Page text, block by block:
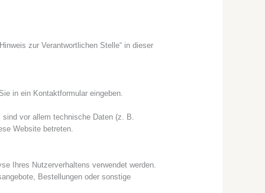
zur Verantwortlichen Stelle“ in dieser
in ein Kontaktformular eingeben.
vor allem technische Daten (z. B.
Website betreten.
Ihres Nutzerverhaltens verwendet werden.
Bestellungen oder sonstige